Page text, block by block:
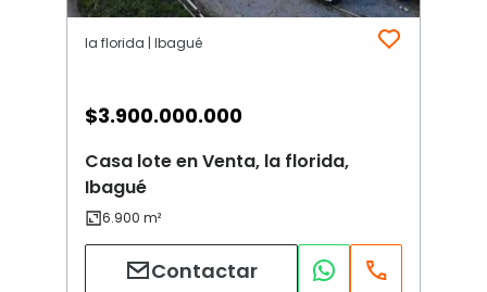
la florida | Ibagué
$3.900.000.000
Casa lote en Venta, la florida,
Ibagué
Contactar